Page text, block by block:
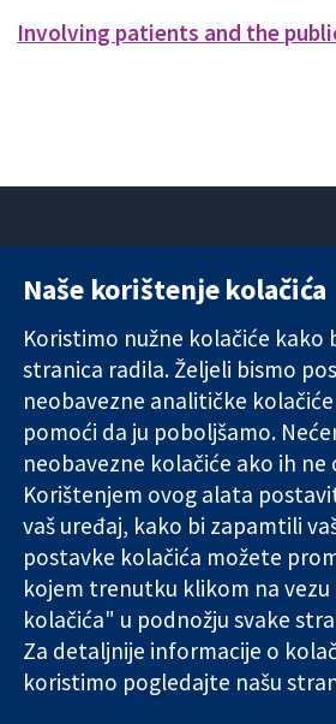
Involving patients and the
Pouzdani dokazi.
Utemeljeni
dokazi.
Bolje zdravlje.
11-13 Cavendish
London
W1G 0AN
Ujedinjeno
Kraljevstvo
The Cochrane Collaboration is a charity
company limited by guarantee (no.
England & Wales. VAT registration
Copyright © 2026 The Cochrane
Naše korištenje kolačića
Koristimo nužne kolačiće kako
stranica radila. Željeli bismo
neobavezne analitičke
pomoći da ju poboljšamo.
neobavezne kolačiće ako ih ne
Korištenjem ovog alata
vaš uređaj, kako bi zapamtili
postavke kolačića možete
kojem trenutku klikom na
kolačića" u podnožju svake
Za detaljnije informacije o
koristimo pogledajte našu